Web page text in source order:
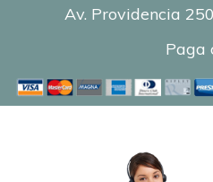
Av. Providencia
Paga